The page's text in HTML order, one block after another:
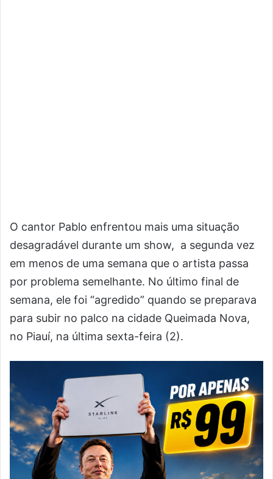
O cantor Pablo enfrentou mais uma situação
desagradável durante um show, a segunda vez
em menos de uma semana que o artista passa
por problema semelhante. No último final de
semana, ele foi “agredido” quando se preparava
para subir no palco na cidade Queimada Nova,
no Piauí, na última sexta-feira (2).